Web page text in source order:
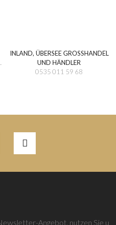
INLAND, ÜBERSEE GROSSHANDEL
UND HÄNDLER
0535 011 59 68